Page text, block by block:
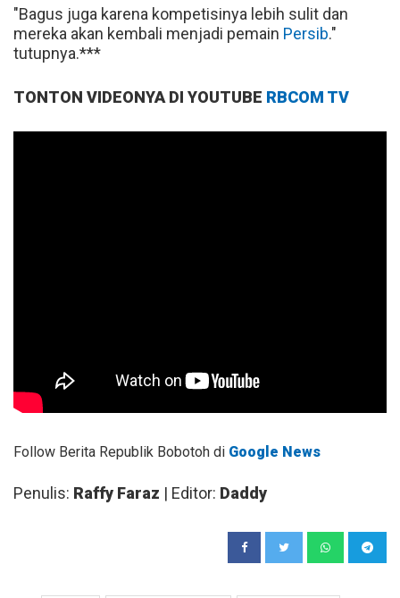
"Bagus juga karena kompetisinya lebih sulit dan
mereka akan kembali menjadi pemain Persib."
tutupnya.***
TONTON VIDEONYA DI YOUTUBE RBCOM TV
Follow Berita Republik Bobotoh di Google News
Penulis: Raffy Faraz | Editor: Daddy